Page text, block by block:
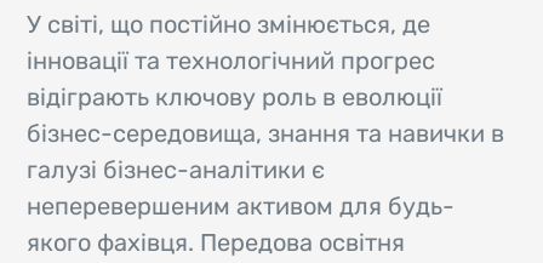
У світі, що постійно змінюється, де
інновації та технологічний прогрес
відіграють ключову роль в еволюції
бізнес-середовища, знання та навички в
галузі бізнес-аналітики є
неперевершеним активом для будь-
якого фахівця. Передова освітня